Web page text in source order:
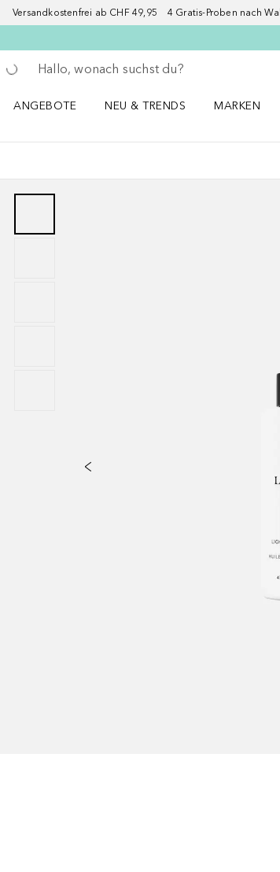
Versandkostenfrei ab CHF 49,95 4 Gratis-Proben nach
Gehe zurück
Suche ausführen
ANGEBOTE
NEU & TRENDS
MARKEN